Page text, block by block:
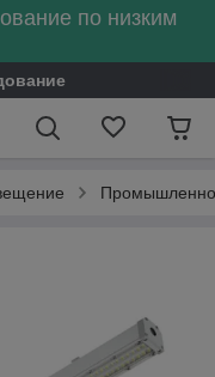
по низким